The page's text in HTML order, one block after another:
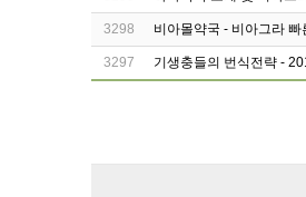
3298 비아몰약국 - 비아그라 빠
3297 기생충들의 번식전략 -